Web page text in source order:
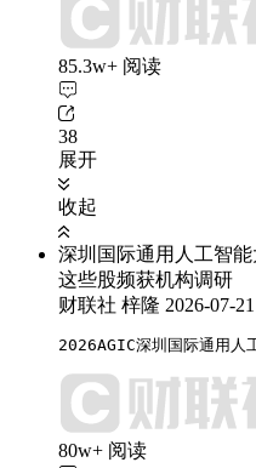
85.3w+ 阅读
38
展开
收起
深圳国际通用人工智
这些股频获机构调研
财联社 梓隆 2026-07-
2026AGIC深圳国际通用人
80w+ 阅读